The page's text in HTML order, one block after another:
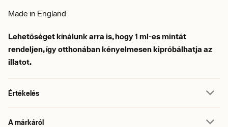
Made in England
Lehetőséget kínálunk arra is, hogy 1 ml-es mintát
rendeljen, így otthonában kényelmesen kipróbálhatja az
illatot.
Értékelés
A márkáról